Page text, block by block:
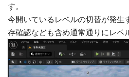
す。
今開いているレベルの切替が発生
存確認なども含め通常通りにレベ